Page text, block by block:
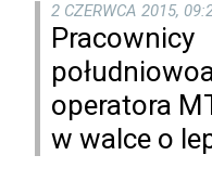
2 CZERWCA 2015,
Pracownicy
operatora
w walce o